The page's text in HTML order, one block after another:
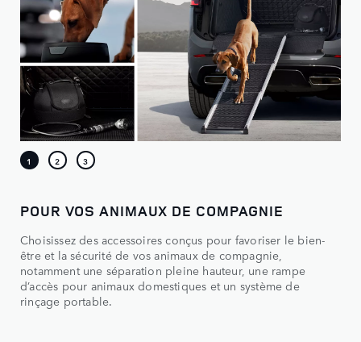
POUR VOS ANIMAUX DE COMPAGNIE
Choisissez des accessoires conçus pour favoriser le bien-
être et la sécurité de vos animaux de compagnie,
notamment une séparation pleine hauteur, une rampe
d’accès pour animaux domestiques et un système de
rinçage portable.